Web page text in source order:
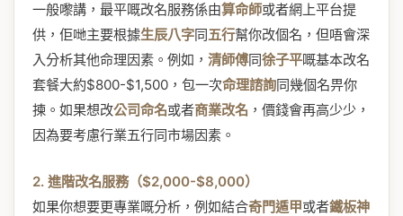
一般嚟講，最平嘅改名服務係由算命師或者網上平台提
供，佢哋主要根據生辰八字同五行幫你改個名，但唔會深
入分析其他命理因素。例如， 清師傅同徐子平嘅基本改名
套餐大約$800-$1,500，包一次命理諮詢同幾個名畀你
揀。如果想改公司命名或者商業改名 ，價錢會再高少少，
因為要考慮行業五行同市場因素。
2. 進階改名服務（$2,000-$8,000）
如果你想要更專業嘅分析，例如結合奇門遁甲或者鐵板神